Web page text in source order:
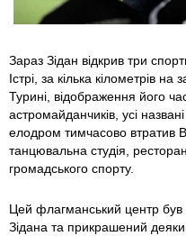
Зараз Зідан відкрив три
Істрі, за кілька кілометрів
Турині, відображення його
астромайданчиків, усі
елодром тимчасово втратив
танцювальна студія,
громадського спорту.
Цей флагманський центр був
Зідана та прикрашений